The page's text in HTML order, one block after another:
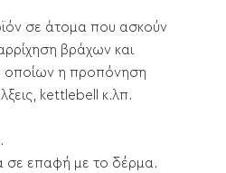
σε άτομα που ασκούν
βράχων και
οποίων η προπόνηση
kettlebell κ.λπ.
σε επαφή με το δέρμα.